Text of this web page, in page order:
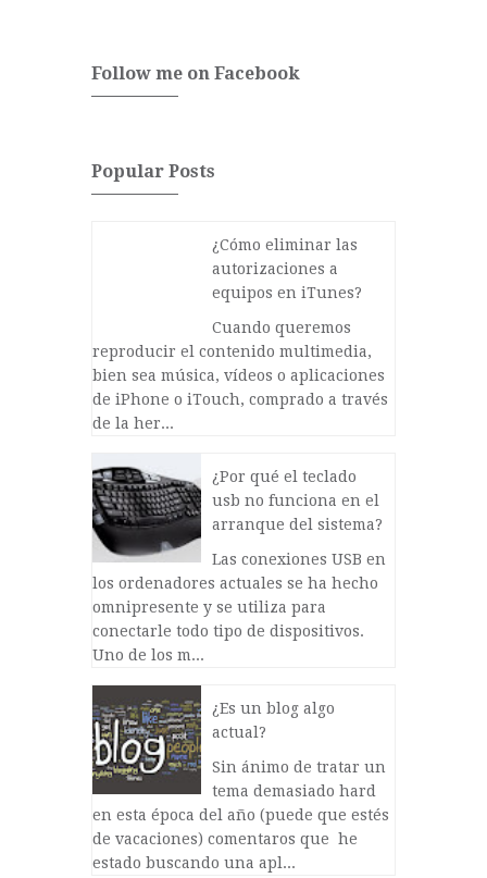
Follow me on Facebook
Popular Posts
¿Cómo eliminar las
autorizaciones a
equipos en iTunes?
Cuando queremos
reproducir el contenido multimedia,
bien sea música, vídeos o aplicaciones
de iPhone o iTouch, comprado a través
de la her...
¿Por qué el teclado
usb no funciona en el
arranque del sistema?
Las conexiones USB en
los ordenadores actuales se ha hecho
omnipresente y se utiliza para
conectarle todo tipo de dispositivos.
Uno de los m...
¿Es un blog algo
actual?
Sin ánimo de tratar un
tema demasiado hard
en esta época del año (puede que estés
de vacaciones) comentaros que he
estado buscando una apl...